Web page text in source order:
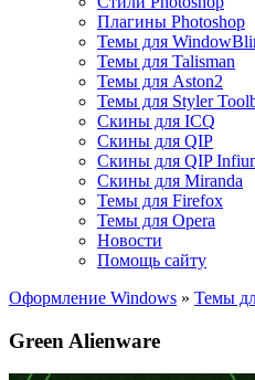
Плагины Photoshop
Темы для
Темы для Talisman
Темы для Aston2
Темы для Styler
Скины для ICQ
Скины для QIP
Скины для QIP
Скины для Miranda
Темы для Firefox
Темы для Opera
Новости
Помощь сайту
Оформление Windows » Темы
Green Alienware